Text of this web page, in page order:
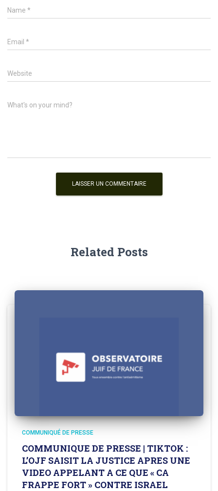
Name *
Email *
Website
What's on your mind?
Related Posts
COMMUNIQUÉ DE PRESSE
COMMUNIQUE DE PRESSE | TIKTOK :
L’OJF SAISIT LA JUSTICE APRES UNE
VIDEO APPELANT A CE QUE « CA
FRAPPE FORT » CONTRE ISRAEL